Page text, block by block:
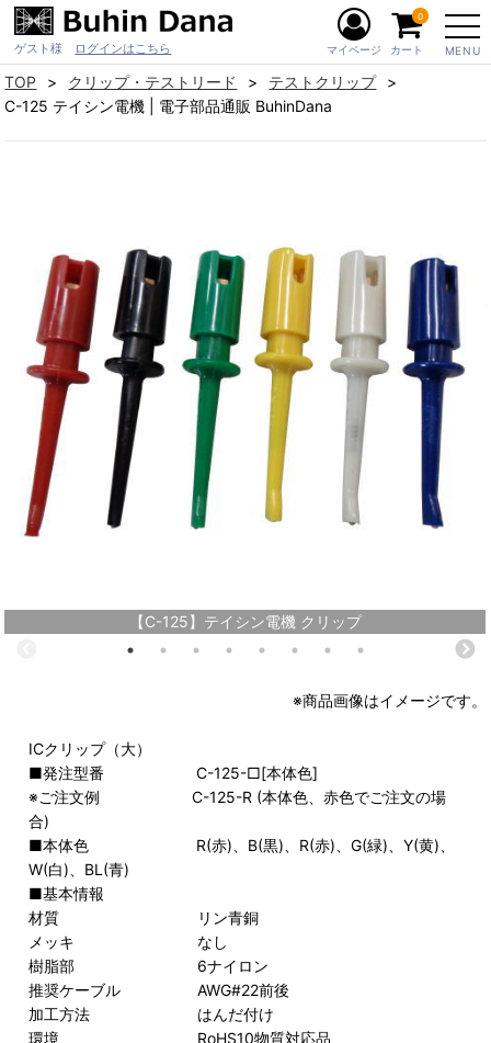
ゲスト様 ログインはこちら MENU
マイページ カート
0
TOP クリップ・テストリード
テストクリップ
C-125 テイシン電機 | 電子部品通販 BuhinDana
【C-125】テイシン電機 クリップ
※商品画像はイメージです。
ICクリップ（大）
■発注型番 C-125-□[本体色]
※ご注文例 C-125-R (本体色、赤色でご注文の場
合)
■本体色 R(赤)、B(黒)、R(赤)、G(緑)、Y(黄)、
W(白)、BL(青)
■基本情報
材質 リン青銅
メッキ なし
樹脂部 6ナイロン
推奨ケーブル AWG#22前後
加工方法 はんだ付け
環境 RoHS10物質対応品